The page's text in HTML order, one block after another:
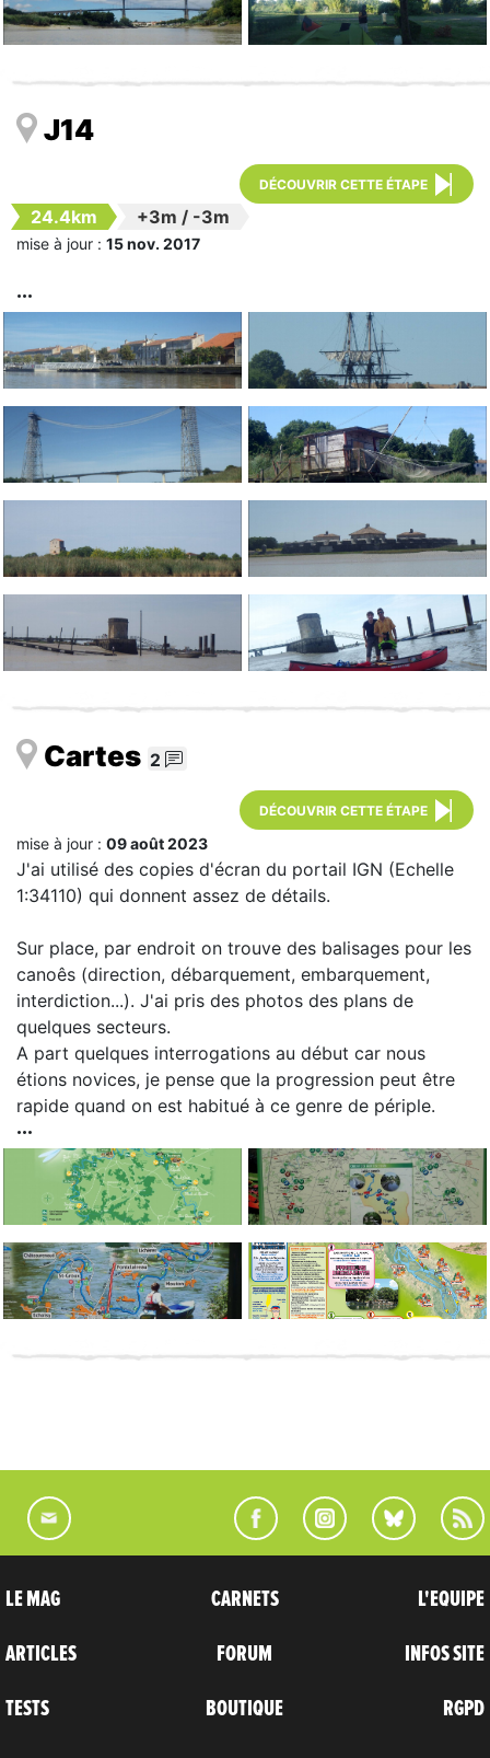
J14
DÉCOUVRIR CETTE ÉTAPE
24.4km +3m / -3m
mise à jour : 15 nov. 2017
Cartes 2
DÉCOUVRIR CETTE ÉTAPE
mise à jour : 09 août 2023
J'ai utilisé des copies d'écran du portail IGN (Echelle
1:34110) qui donnent assez de détails.
Sur place, par endroit on trouve des balisages pour les
canoês (direction, débarquement, embarquement,
interdiction...). J'ai pris des photos des plans de
quelques secteurs.
A part quelques interrogations au début car nous
étions novices, je pense que la progression peut être
rapide quand on est habitué à ce genre de périple.
LE MAG
ARTICLES
TESTS
CARNETS
FORUM
BOUTIQUE
L'EQUIPE
INFOS SITE
RGPD